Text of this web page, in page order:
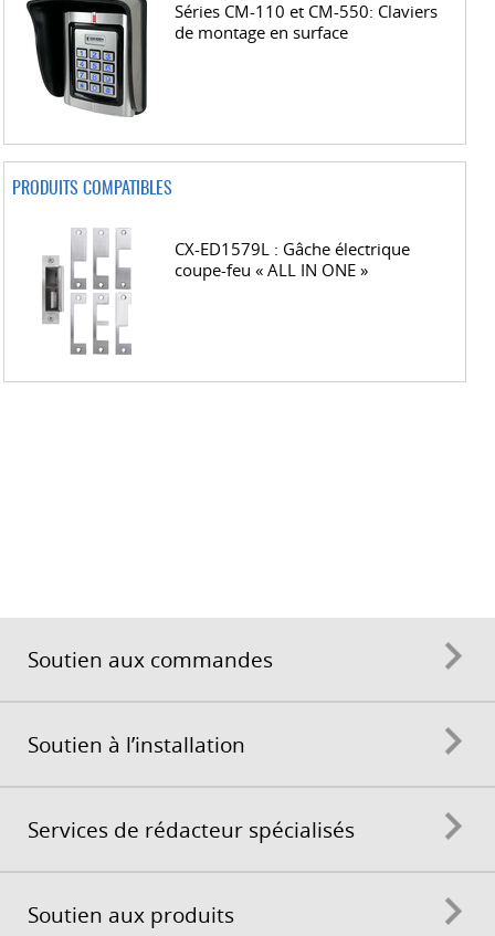
Séries CM-110 et CM-550: Claviers
de montage en surface
PRODUITS COMPATIBLES
CX-ED1579L : Gâche électrique
coupe-feu « ALL IN ONE »
Soutien aux commandes
Soutien à l’installation
Services de rédacteur spécialisés
Soutien aux produits